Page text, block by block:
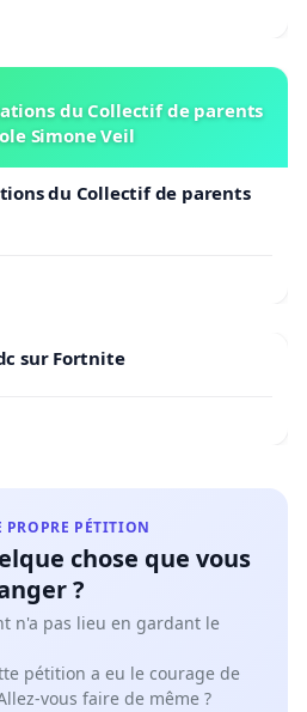
du Collectif de parents
Simone Veil
du Collectif de parents
sur Fortnite
PROPRE PÉTITION
chose que vous
?
n'a pas lieu en gardant le
pétition a eu le courage de
vous faire de même ?